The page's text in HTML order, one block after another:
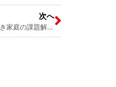
次へ
宮内そうこの出張お茶会 戸田市の学童保育室の問題・小1の壁・共働き家庭の課題解決を 戸田市で働くママの声を聴いて戸田市政に届けます！